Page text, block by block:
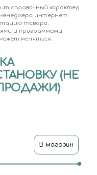
справочный характер.
интернет-
товара.
и программами
меняться.
(НЕ
В магазин